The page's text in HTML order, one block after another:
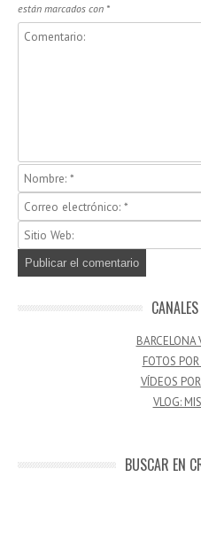
están marcados con *
BARCELONA
FOTOS
VÍDEOS
VLOG:
BUSCAR EN